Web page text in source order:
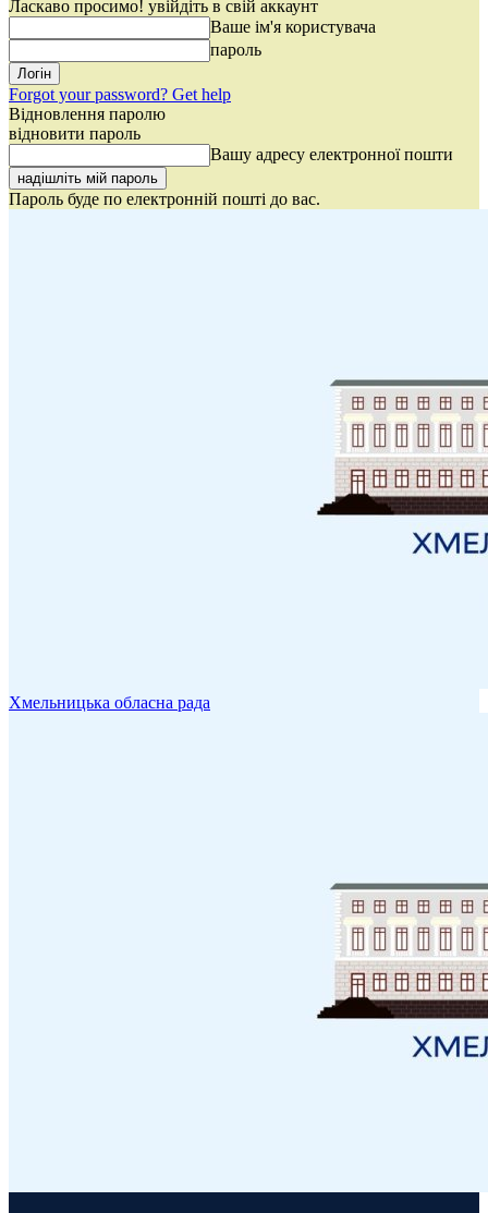
Ласкаво просимо! увійдіть в свій аккаунт
Ваше ім'я користувача
пароль
Forgot your password? Get help
Відновлення паролю
відновити пароль
Вашу адресу електронної пошти
Пароль буде по електронній пошті до вас.
Хмельницька обласна рада